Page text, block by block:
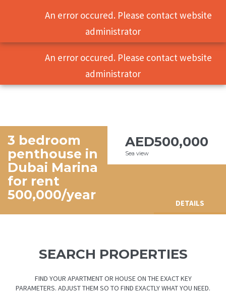
AED500,000
Sea view
3 bedroom
penthouse in
Dubai Marina
for rent
500,000/year
DETAILS
SEARCH PROPERTIES
FIND YOUR APARTMENT OR HOUSE ON THE EXACT KEY
PARAMETERS. ADJUST THEM SO TO FIND EXACTLY WHAT YOU NEED.
An error occured. Please contact website
administrator
An error occured. Please contact website
administrator